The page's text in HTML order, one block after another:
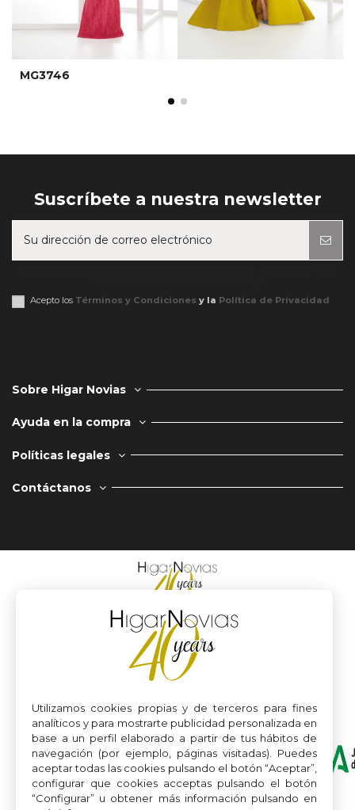
MG3746
Suscríbete a nuestra newsletter
Acepto los Términos y Condiciones y la Política de Privacidad
Sobre Higar Novias
Ayuda en la compra
Políticas legales
Contáctanos
Utilizamos cookies propias y de terceros para fines
analíticos y para mostrarte publicidad personalizada en
base a un perfil elaborado a partir de tus hábitos de
navegación (por ejemplo, páginas visitadas). Puedes
aceptar todas las cookies pulsando el botón “Aceptar”,
configurar que cookies acceptas pulsando el botón
“Configurar” u obtener más información pulsando en